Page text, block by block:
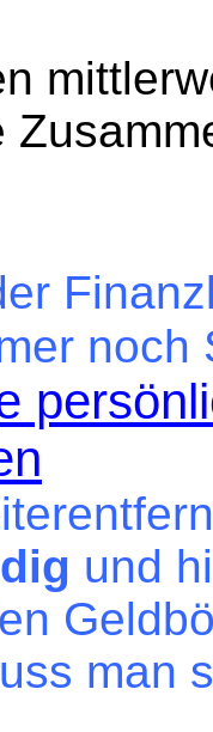
noch
und
man